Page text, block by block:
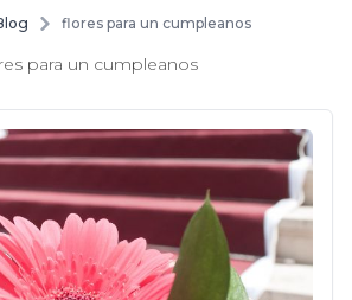
flores para un cumpleanos
para un cumpleanos